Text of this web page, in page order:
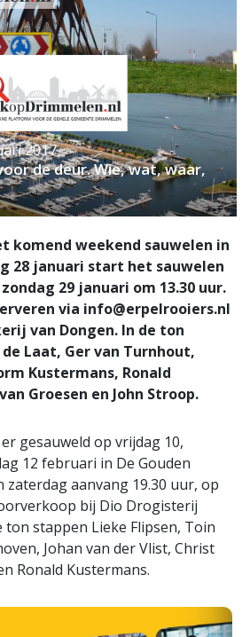
2017
de deur. Wie, wat, waar,
komend weekend sauwelen in
28 januari start het sauwelen
29 januari om 13.30 uur.
via info@erpelrooiers.nl
van Dongen. In de ton
Laat, Ger van Turnhout,
Kustermans, Ronald
Groesen en John Stroop.
gesauweld op vrijdag 10,
12 februari in De Gouden
zaterdag aanvang 19.30 uur, op
bij Dio Drogisterij
ton stappen Lieke Flipsen, Toin
Johan van der Vlist, Christ
Ronald Kustermans.